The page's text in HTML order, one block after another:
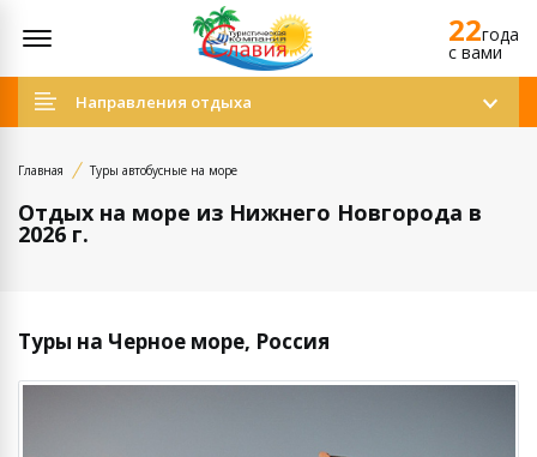
22года
c вами
Направления отдыха
Главная Туры автобусные на море
Отдых на море из Нижнего Новгорода в
2026 г.
Туры на Черное море, Россия